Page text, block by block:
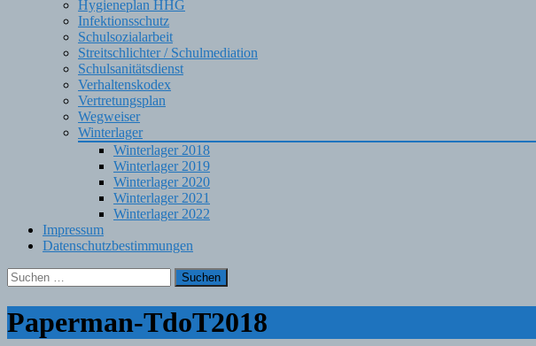
Hygieneplan HHG
Infektionsschutz
Schulsozialarbeit
Streitschlichter / Schulmediation
Schulsanitätsdienst
Verhaltenskodex
Vertretungsplan
Wegweiser
Winterlager
Winterlager 2018
Winterlager 2019
Winterlager 2020
Winterlager 2021
Winterlager 2022
Impressum
Datenschutzbestimmungen
Suchen
nach:
Paperman-TdoT2018